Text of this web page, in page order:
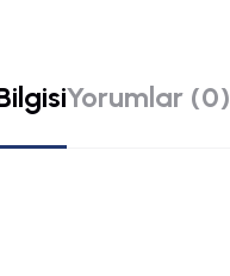
Yorumlar (0)